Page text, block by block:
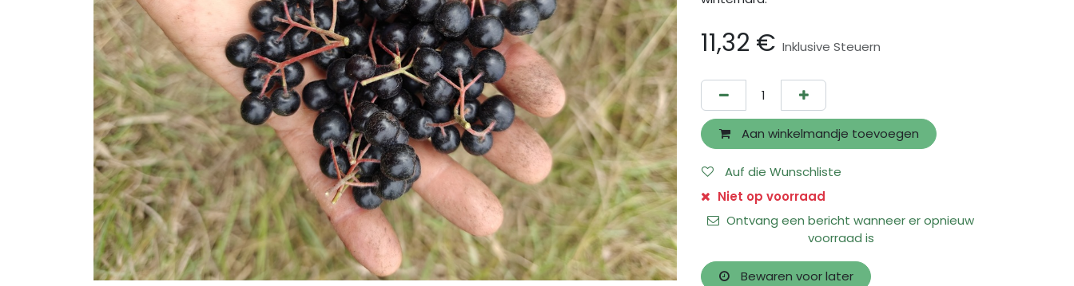
11,32 € Inklusive Steuern
Aan winkelmandje toevoegen
Auf die Wunschliste
Niet op voorraad
Ontvang een bericht wanneer er opnieuw
voorraad is
Bewaren voor later